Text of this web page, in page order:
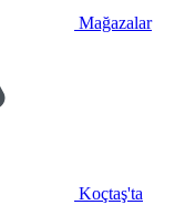
Mağazalar
Koçtaş'ta